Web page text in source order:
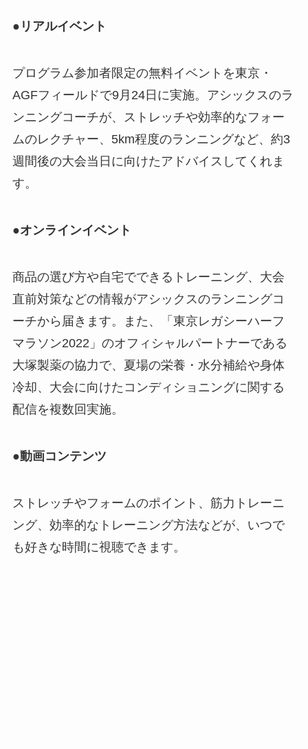
●リアルイベント
プログラム参加者限定の無料イベントを東京・
AGFフィールドで9月24日に実施。アシックスのラ
ンニングコーチが、ストレッチや効率的なフォー
ムのレクチャー、5km程度のランニングなど、約3
週間後の大会当日に向けたアドバイスしてくれま
す。
●オンラインイベント
商品の選び方や自宅でできるトレーニング、大会
直前対策などの情報がアシックスのランニングコ
ーチから届きます。また、「東京レガシーハーフ
マラソン2022」のオフィシャルパートナーである
大塚製薬の協力で、夏場の栄養・水分補給や身体
冷却、大会に向けたコンディショニングに関する
配信を複数回実施。
●動画コンテンツ
ストレッチやフォームのポイント、筋力トレーニ
ング、効率的なトレーニング方法などが、いつで
も好きな時間に視聴できます。